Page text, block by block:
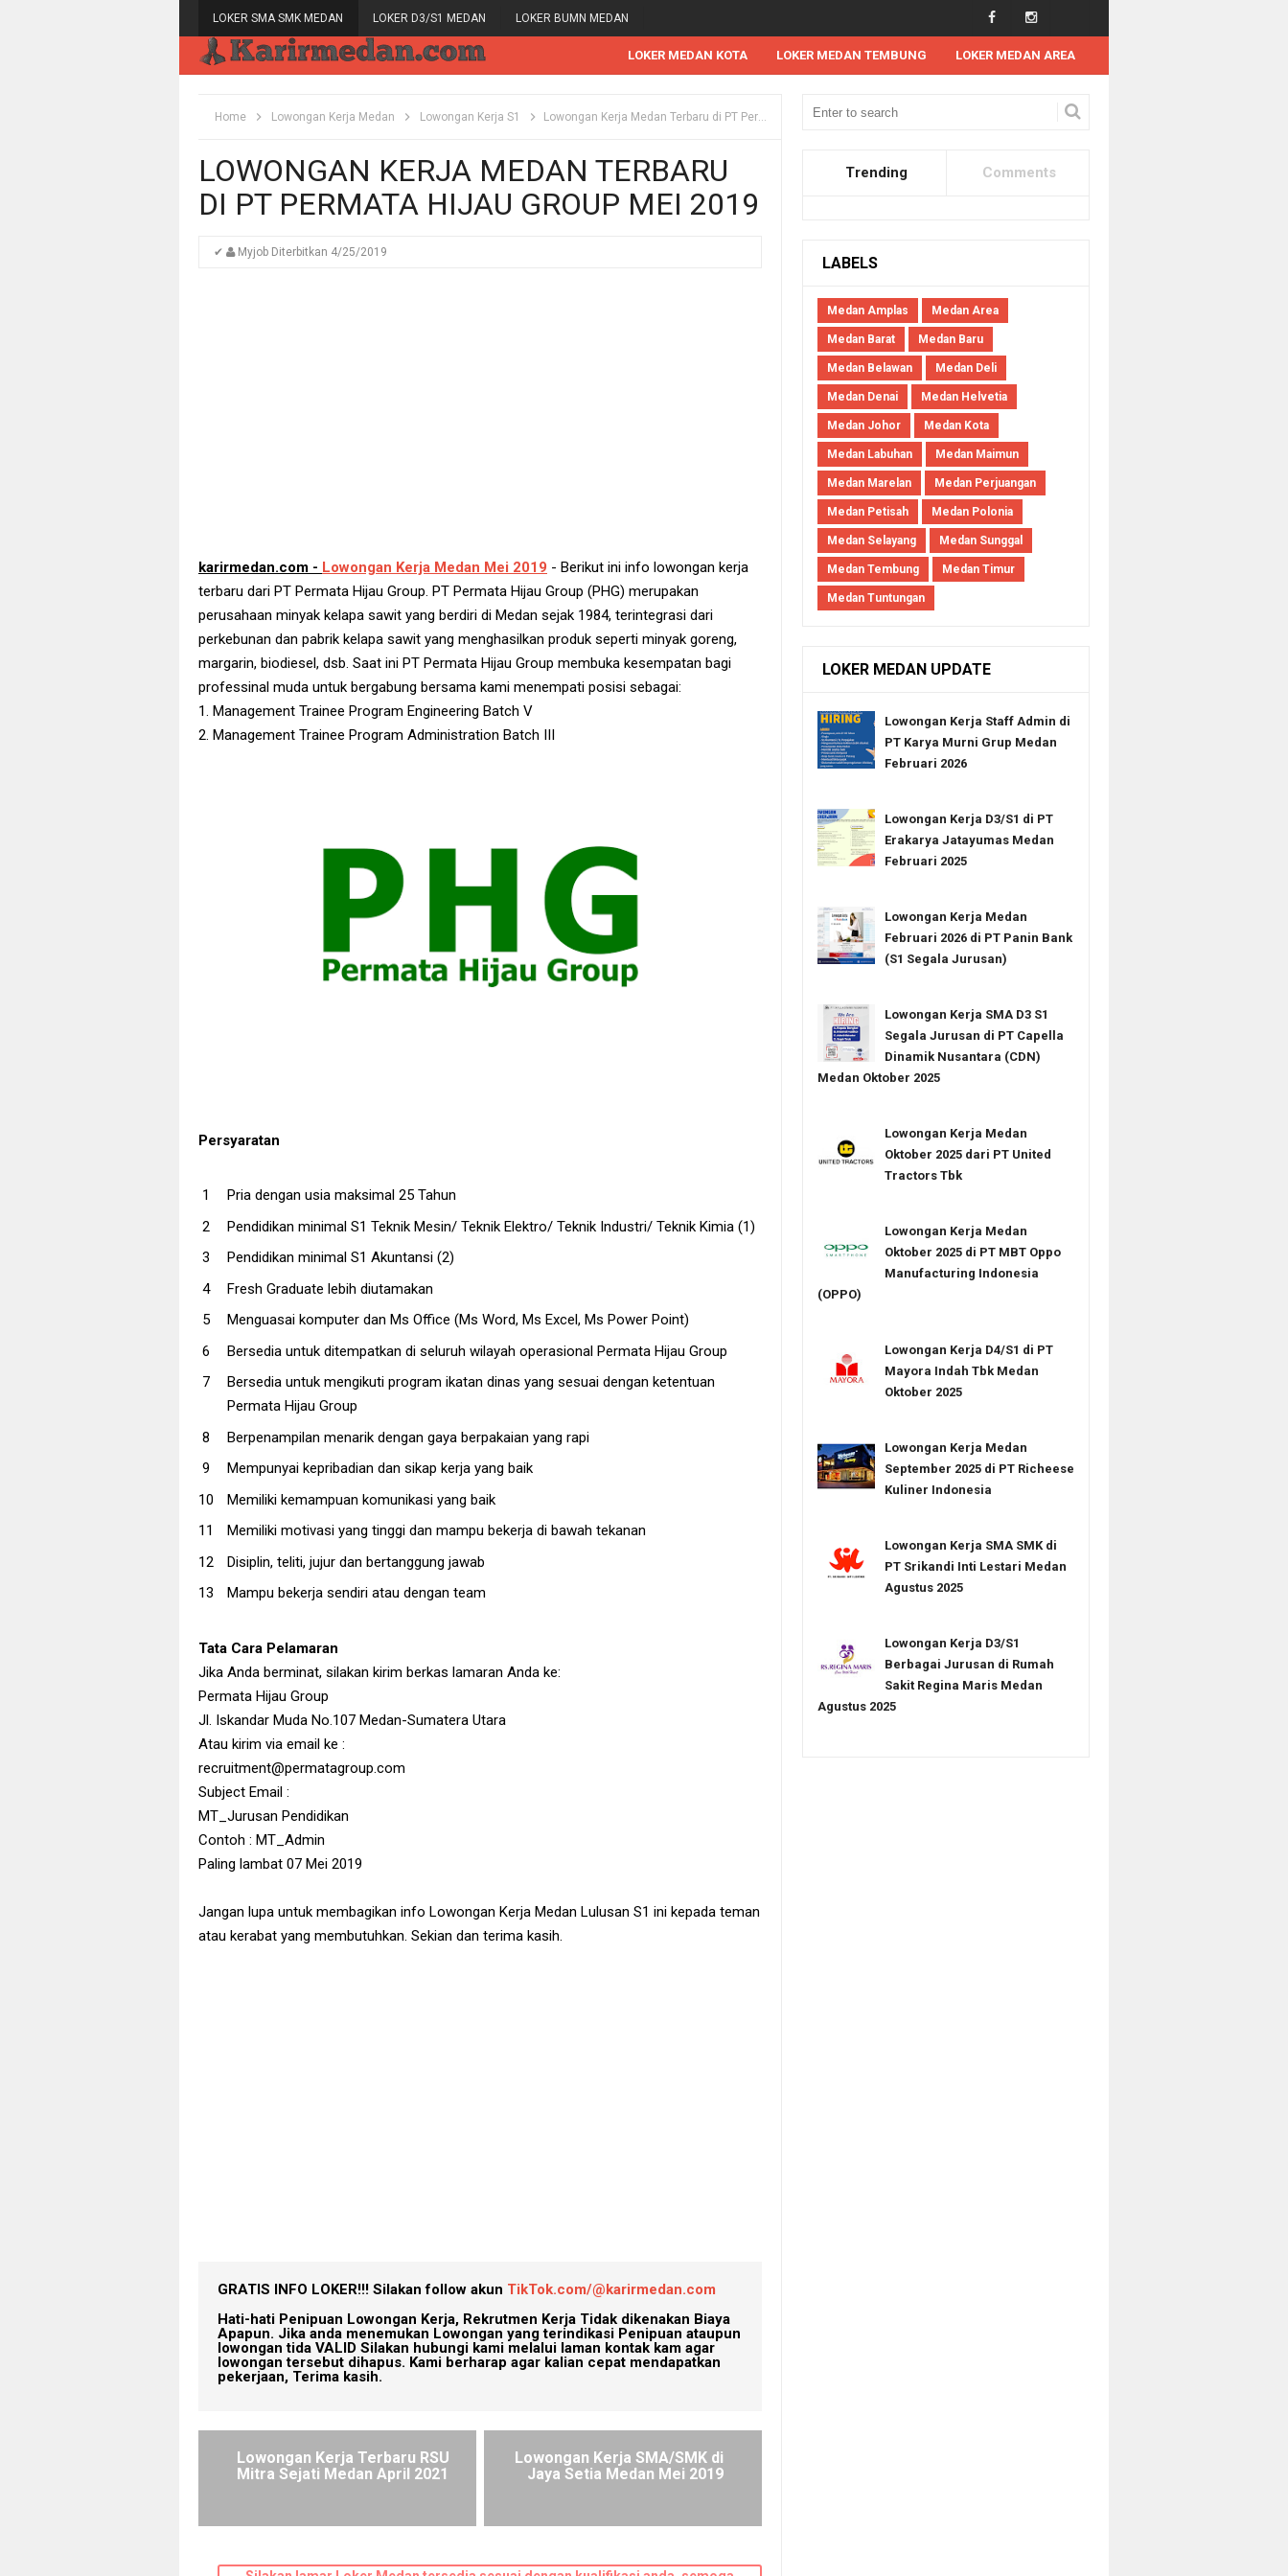
LOKER SMA SMK MEDAN LOKER D3/S1 MEDAN LOKER BUMN MEDAN
LOKER MEDAN KOTA LOKER MEDAN TEMBUNG LOKER MEDAN AREA
Home Lowongan Kerja Medan Lowongan Kerja S1 Lowongan Kerja Medan Terbaru di PT Permata Hijau Group Mei 2019
LOWONGAN KERJA MEDAN TERBARU
DI PT PERMATA HIJAU GROUP MEI 2019
✔ Myjob Diterbitkan 4/25/2019
karirmedan.com - Lowongan Kerja Medan Mei 2019 - Berikut ini info lowongan kerja
terbaru dari PT Permata Hijau Group. PT Permata Hijau Group (PHG) merupakan
perusahaan minyak kelapa sawit yang berdiri di Medan sejak 1984, terintegrasi dari
perkebunan dan pabrik kelapa sawit yang menghasilkan produk seperti minyak goreng,
margarin, biodiesel, dsb. Saat ini PT Permata Hijau Group membuka kesempatan bagi
professinal muda untuk bergabung bersama kami menempati posisi sebagai:
1. Management Trainee Program Engineering Batch V
2. Management Trainee Program Administration Batch III
Persyaratan
Pria dengan usia maksimal 25 Tahun
Pendidikan minimal S1 Teknik Mesin/ Teknik Elektro/ Teknik Industri/ Teknik Kimia (1)
Pendidikan minimal S1 Akuntansi (2)
Fresh Graduate lebih diutamakan
Menguasai komputer dan Ms Office (Ms Word, Ms Excel, Ms Power Point)
Bersedia untuk ditempatkan di seluruh wilayah operasional Permata Hijau Group
Bersedia untuk mengikuti program ikatan dinas yang sesuai dengan ketentuan
Permata Hijau Group
Berpenampilan menarik dengan gaya berpakaian yang rapi
Mempunyai kepribadian dan sikap kerja yang baik
Memiliki kemampuan komunikasi yang baik
Memiliki motivasi yang tinggi dan mampu bekerja di bawah tekanan
Disiplin, teliti, jujur dan bertanggung jawab
Mampu bekerja sendiri atau dengan team
Tata Cara Pelamaran
Jika Anda berminat, silakan kirim berkas lamaran Anda ke:
Permata Hijau Group
Jl. Iskandar Muda No.107 Medan-Sumatera Utara
Atau kirim via email ke :
recruitment@permatagroup.com
Subject Email :
MT_Jurusan Pendidikan
Contoh : MT_Admin
Paling lambat 07 Mei 2019
Jangan lupa untuk membagikan info Lowongan Kerja Medan Lulusan S1 ini kepada teman
atau kerabat yang membutuhkan. Sekian dan terima kasih.
GRATIS INFO LOKER!!! Silakan follow akun TikTok.com/@karirmedan.com
Hati-hati Penipuan Lowongan Kerja, Rekrutmen Kerja Tidak dikenakan Biaya
Apapun. Jika anda menemukan Lowongan yang terindikasi Penipuan ataupun
lowongan tida VALID Silakan hubungi kami melalui laman kontak kam agar
lowongan tersebut dihapus. Kami berharap agar kalian cepat mendapatkan
pekerjaan, Terima kasih.
Lowongan Kerja Terbaru RSU
Mitra Sejati Medan April 2021
Lowongan Kerja SMA/SMK di
Jaya Setia Medan Mei 2019
Trending Comments
LABELS
Medan Amplas Medan Area
Medan Barat Medan Baru
Medan Belawan Medan Deli
Medan Denai Medan Helvetia
Medan Johor Medan Kota
Medan Labuhan Medan Maimun
Medan Marelan Medan Perjuangan
Medan Petisah Medan Polonia
Medan Selayang Medan Sunggal
Medan Tembung Medan Timur
Medan Tuntungan
LOKER MEDAN UPDATE
Lowongan Kerja Staff Admin di
PT Karya Murni Grup Medan
Februari 2026
Lowongan Kerja D3/S1 di PT
Erakarya Jatayumas Medan
Februari 2025
Lowongan Kerja Medan
Februari 2026 di PT Panin Bank
(S1 Segala Jurusan)
Lowongan Kerja SMA D3 S1
Segala Jurusan di PT Capella
Dinamik Nusantara (CDN)
Medan Oktober 2025
Lowongan Kerja Medan
Oktober 2025 dari PT United
Tractors Tbk
Lowongan Kerja Medan
Oktober 2025 di PT MBT Oppo
Manufacturing Indonesia
(OPPO)
Lowongan Kerja D4/S1 di PT
Mayora Indah Tbk Medan
Oktober 2025
Lowongan Kerja Medan
September 2025 di PT Richeese
Kuliner Indonesia
Lowongan Kerja SMA SMK di
PT Srikandi Inti Lestari Medan
Agustus 2025
Lowongan Kerja D3/S1
Berbagai Jurusan di Rumah
Sakit Regina Maris Medan
Agustus 2025